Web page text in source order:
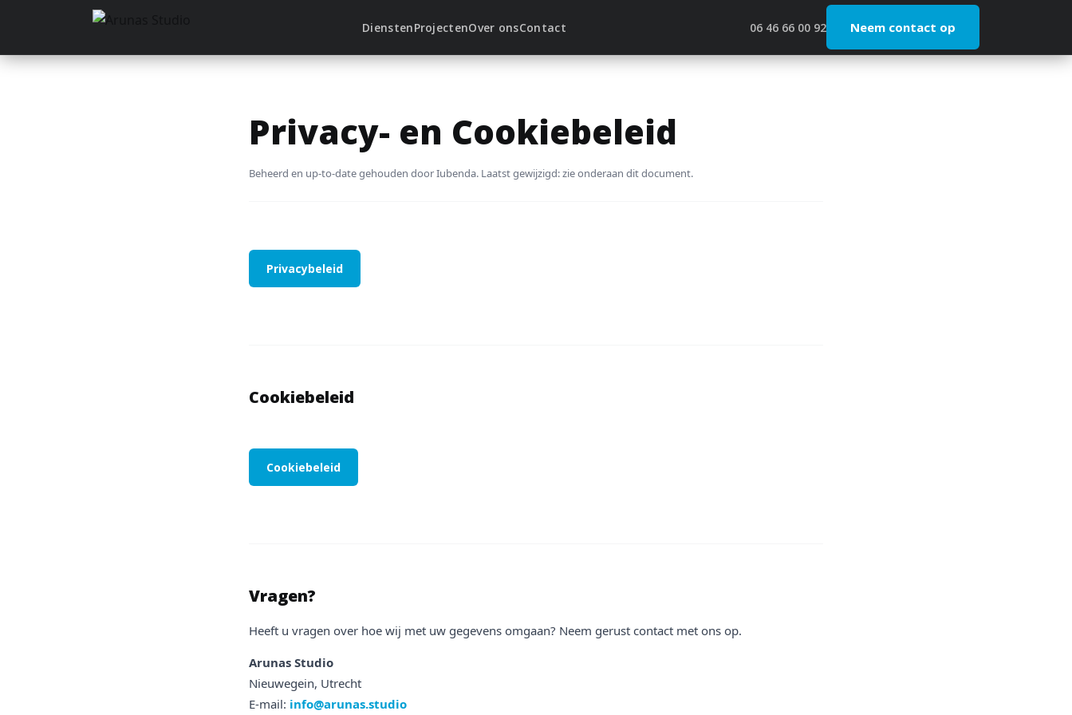
DienstenProjectenOver onsContact 06 46 66 00 92 Neem contact op
Privacy- en Cookiebeleid
Beheerd en up-to-date gehouden door Iubenda. Laatst gewijzigd: zie onderaan dit document.
Privacybeleid
Cookiebeleid
Cookiebeleid
Vragen?
Heeft u vragen over hoe wij met uw gegevens omgaan? Neem gerust contact met ons op.
Arunas Studio
Nieuwegein, Utrecht
E-mail: info@arunas.studio